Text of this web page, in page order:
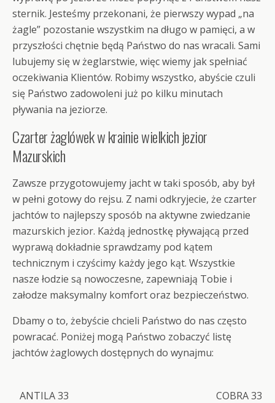
sternik. Jesteśmy przekonani, że pierwszy wypad „na
żagle” pozostanie wszystkim na długo w pamięci, a w
przyszłości chętnie będą Państwo do nas wracali. Sami
lubujemy się w żeglarstwie, więc wiemy jak spełniać
oczekiwania Klientów. Robimy wszystko, abyście czuli
się Państwo zadowoleni już po kilku minutach
pływania na jeziorze.
Czarter żaglówek w krainie wielkich jezior
Mazurskich
Zawsze przygotowujemy jacht w taki sposób, aby był
w pełni gotowy do rejsu. Z nami odkryjecie, że czarter
jachtów to najlepszy sposób na aktywne zwiedzanie
mazurskich jezior. Każdą jednostkę pływającą przed
wyprawą dokładnie sprawdzamy pod kątem
technicznym i czyścimy każdy jego kąt. Wszystkie
nasze łodzie są nowoczesne, zapewniają Tobie i
załodze maksymalny komfort oraz bezpieczeństwo.
Dbamy o to, żebyście chcieli Państwo do nas często
powracać. Poniżej mogą Państwo zobaczyć listę
jachtów żaglowych dostępnych do wynajmu:
ANTILA 33 COBRA 33